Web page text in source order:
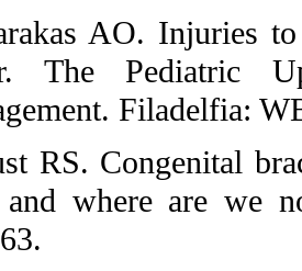
AO. Injuries
The Pediatric
Filadelfia:
RS. Congenital
and where are we